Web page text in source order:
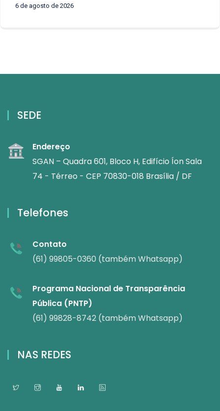
6 de agosto de 2026
SEDE
Endereço
SGAN – Quadra 601, Bloco H, Edifício Íon Sala
74 - Térreo - CEP 70830-018 Brasília / DF
Telefones
Contato
(61) 99805-0360 (também Whatsapp)
Programa Nacional de Transparência
Pública (PNTP)
(61) 99828-8742 (também Whatsapp)
NAS REDES